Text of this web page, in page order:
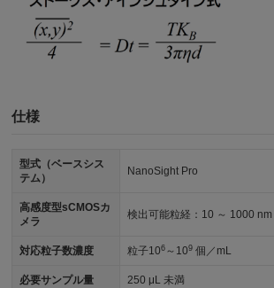
仕様
型式（ベースシス
テム）
NanoSight Pro
高感度型sCMOSカ
メラ
検出可能粒経：10 ～ 1000 nm
対応粒子数濃度 粒子106 ～109 個／mL
必要サンプル量 250 μL 未満